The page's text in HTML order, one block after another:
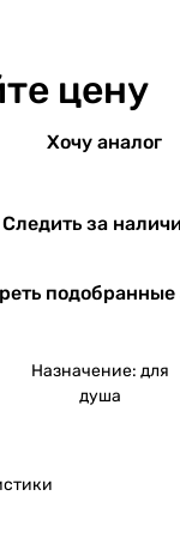
цену
Хочу аналог
Следить за
подобранные
Назначение: для
душа